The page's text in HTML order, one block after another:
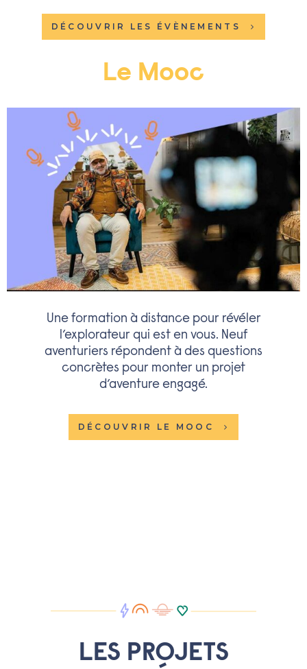
DÉCOUVRIR LES ÉVÈNEMENTS
Le Mooc
Une formation à distance pour révéler
l’explorateur qui est en vous. Neuf
aventuriers répondent à des questions
concrètes pour monter un projet
d’aventure engagé.
DÉCOUVRIR LE MOOC
LES PROJETS